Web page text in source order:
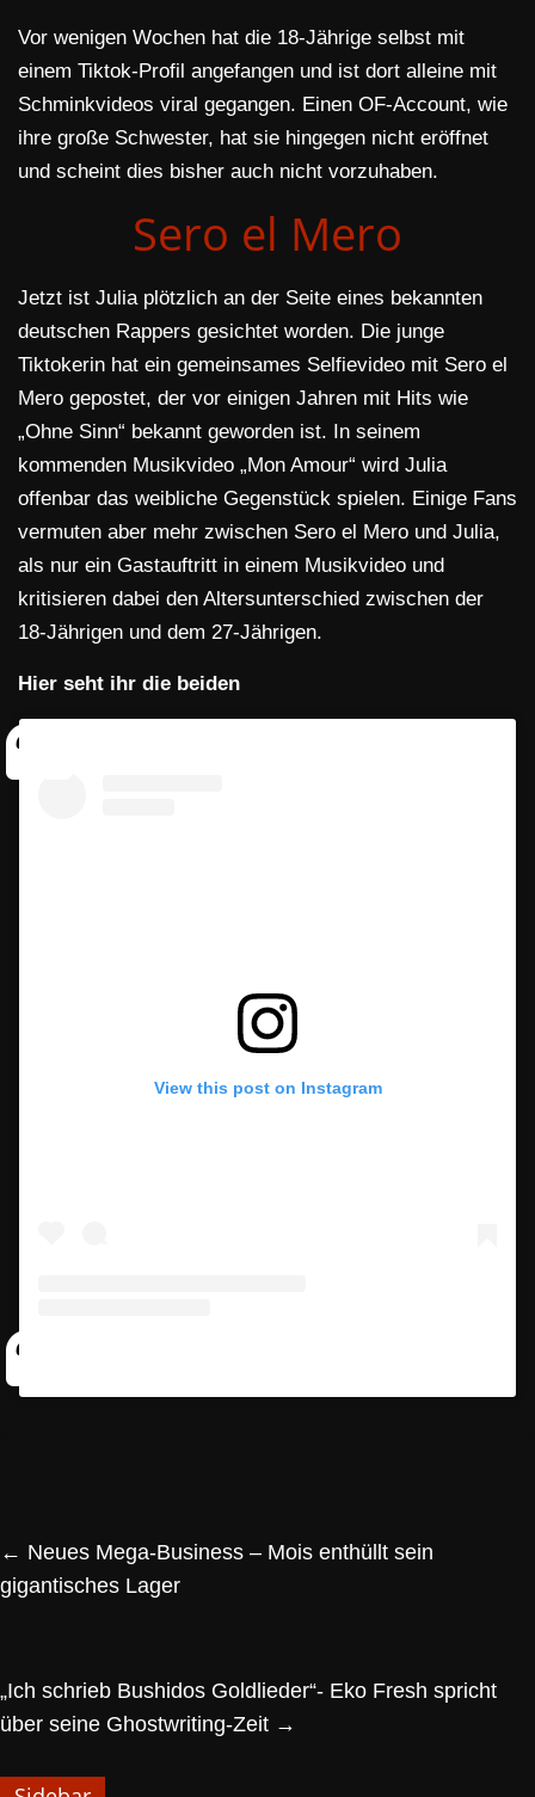
Vor wenigen Wochen hat die 18-Jährige selbst mit
einem Tiktok-Profil angefangen und ist dort alleine mit
Schminkvideos viral gegangen. Einen OF-Account, wie
ihre große Schwester, hat sie hingegen nicht eröffnet
und scheint dies bisher auch nicht vorzuhaben.
Sero el Mero
Jetzt ist Julia plötzlich an der Seite eines bekannten
deutschen Rappers gesichtet worden. Die junge
Tiktokerin hat ein gemeinsames Selfievideo mit Sero el
Mero gepostet, der vor einigen Jahren mit Hits wie
„Ohne Sinn“ bekannt geworden ist. In seinem
kommenden Musikvideo „Mon Amour“ wird Julia
offenbar das weibliche Gegenstück spielen. Einige Fans
vermuten aber mehr zwischen Sero el Mero und Julia,
als nur ein Gastauftritt in einem Musikvideo und
kritisieren dabei den Altersunterschied zwischen der
18-Jährigen und dem 27-Jährigen.
Hier seht ihr die beiden
View this post on Instagram
← Neues Mega-Business – Mois enthüllt sein
gigantisches Lager
„Ich schrieb Bushidos Goldlieder“- Eko Fresh spricht
über seine Ghostwriting-Zeit →